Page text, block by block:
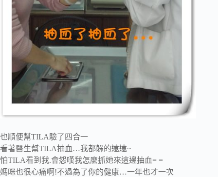
也順便幫TILA驗了四合一
看著醫生幫TILA抽血…我都躲的遠遠~
怕TILA看到我.會怨嘆我怎麼抓她來這邊抽血= =
媽咪也很心痛啊!不過為了你的健康…一年也才一次